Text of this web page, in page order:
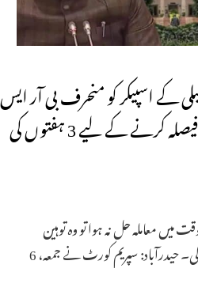
کے اسپیکر کو منحرف بی آر ایس
ایم ایل ایز کے بارے میں فیصلہ کرنے کے لیے 3 ہفتوں کی
میں معاملہ حل نہ ہوا تو وہ توہین
عدالت کی کارروائی شروع کرے گی۔ حیدرآباد: سپریم کورٹ نے جمعہ، 6